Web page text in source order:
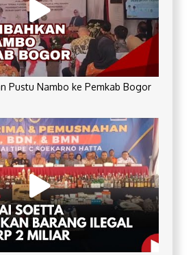
Pustu Nambo ke Pemkab Bogor